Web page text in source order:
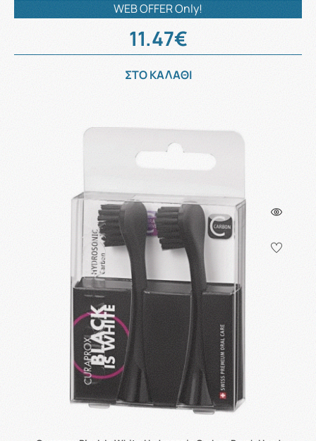
WEB OFFER Only!
11.47€
ΣΤΟ ΚΑΛΑΘΙ